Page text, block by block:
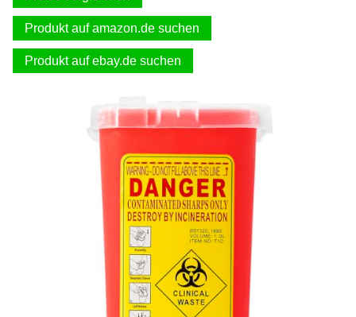
Produkt auf amazon.de suchen
Produkt auf ebay.de suchen